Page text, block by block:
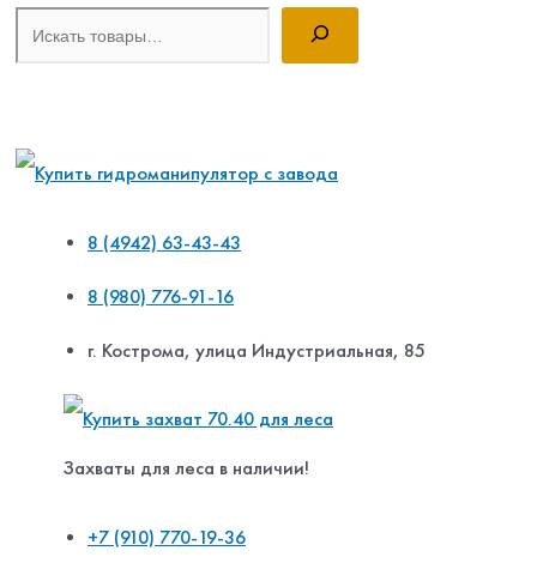
Поиск
8 (4942) 63-43-43
8 (980) 776-91-16
г. Кострома, улица Индустриальная, 85
Захваты для леса в наличии!
+7 (910) 770-19-36